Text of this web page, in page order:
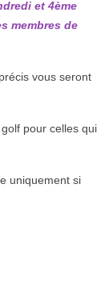
et 4ème
membres de
vous seront
pour celles qui
uniquement si